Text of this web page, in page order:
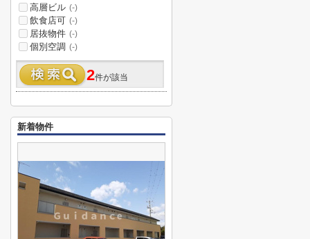
高層ビル (-)
飲食店可 (-)
居抜物件 (-)
個別空調 (-)
2件が該当
新着物件